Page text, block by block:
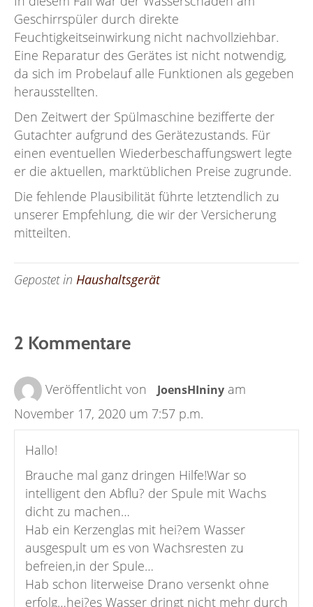
Geschirrspüler durch direkte
Feuchtigkeitseinwirkung nicht nachvollziehbar.
Eine Reparatur des Gerätes ist nicht notwendig,
da sich im Probelauf alle Funktionen als gegeben
herausstellten.
Den Zeitwert der Spülmaschine bezifferte der
Gutachter aufgrund des Gerätezustands. Für
einen eventuellen Wiederbeschaffungswert legte
er die aktuellen, marktüblichen Preise zugrunde.
Die fehlende Plausibilität führte letztendlich zu
unserer Empfehlung, die wir der Versicherung
mitteilten.
Gepostet in Haushaltsgerät
2 Kommentare
Veröffentlicht von JoensHIniny am
November 17, 2020 um 7:57 p.m.
Hallo!
Brauche mal ganz dringen Hilfe!War so
intelligent den Abflu? der Spule mit Wachs
dicht zu machen…
Hab ein Kerzenglas mit hei?em Wasser
ausgespult um es von Wachsresten zu
befreien,in der Spule…
Hab schon literweise Drano versenkt ohne
erfolg…hei?es Wasser dringt nicht mehr durch